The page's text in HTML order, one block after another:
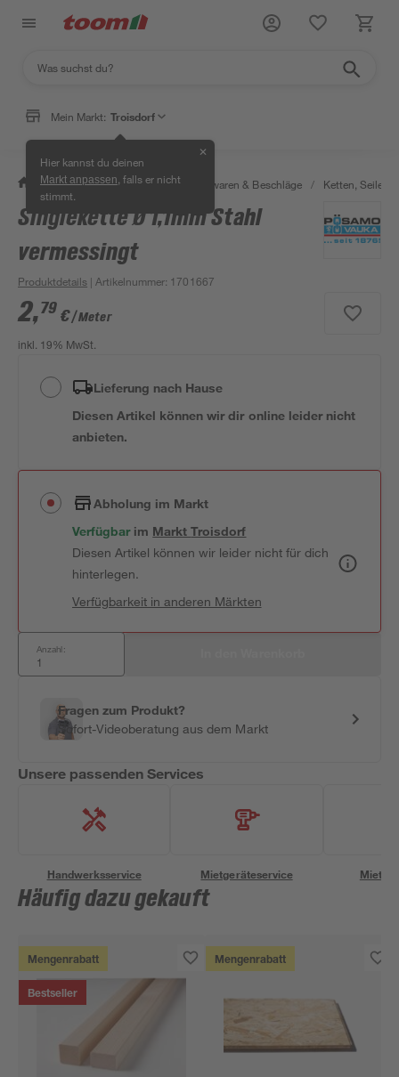
Mein Markt: Troisdorf
Hier kannst du deinen
Markt anpassen , falls er nicht
stimmt.
✕
/ Werkstatt & Maschinen / Eisenwaren & Beschläge / Ketten, Seile &
Singlekette Ø 1,1mm Stahl
vermessingt
Produktdetails | Artikelnummer: 1701667
2,79 €/ Meter
inkl. 19% MwSt.
Lieferung nach Hause
Diesen Artikel können wir dir online leider nicht
anbieten.
Abholung im Markt
Verfügbar im MarktTroisdorf
Diesen Artikel können wir leider nicht für dich
hinterlegen.
Verfügbarkeit in anderen Märkten
Anzahl:
Fragen zum Produkt?
Sofort-Videoberatung aus dem Markt
Unsere passenden Services
Handwerksservice Mietgeräteservice
Häufig dazu gekauft
Mengenrabatt
Bestseller
Mengenrabatt